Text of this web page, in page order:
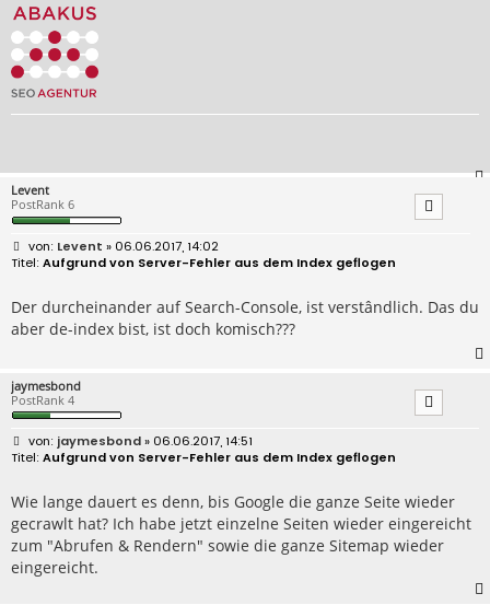
Levent
PostRank 6
B
e
r
a
g
Levent » 06.06.2017, 14:02
Aufgrund von Server-Fehler aus dem Index geflogen
Der durcheinander auf Search-Console, ist verstândlich. Das du
aber de-index bist, ist doch komisch???
jaymesbond
PostRank 4
B
e
r
a
g
jaymesbond» 06.06.2017, 14:51
Aufgrund von Server-Fehler aus dem Index geflogen
Wie lange dauert es denn, bis Google die ganze Seite wieder
gecrawlt hat? Ich habe jetzt einzelne Seiten wieder eingereicht
zum "Abrufen & Rendern" sowie die ganze Sitemap wieder
eingereicht.